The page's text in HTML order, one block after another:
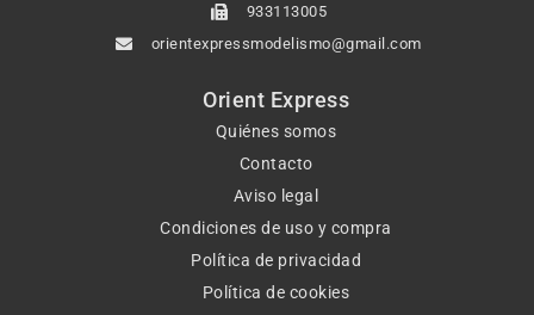
933113005
orientexpressmodelismo@gmail.com
Orient Express
Quiénes somos
Contacto
Aviso legal
Condiciones de uso y compra
Política de privacidad
Política de cookies